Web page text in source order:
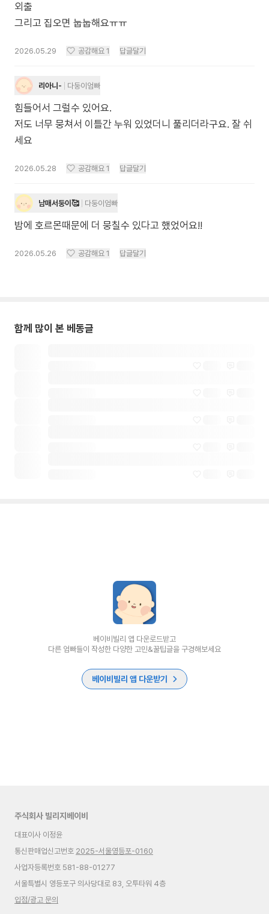
외출
그리고 집오면 눕눕해요ㅠㅠ
2026.05.29 공감해요 1 답글달기
리아니- 다둥이엄빠
힘들어서 그럴수 있어요.
저도 너무 뭉쳐서 이틀간 누워 있었더니 풀리더라구요. 잘 쉬
세요
2026.05.28 공감해요 1 답글달기
남매서둥이🥰 다둥이엄빠
밤에 호르몬때문에 더 뭉칠수 있다고 했었어요!!
2026.05.26 공감해요 1 답글달기
함께 많이 본 베동글
베이비빌리 앱 다운로드받고
다른 엄빠들이 작성한 다양한 고민&꿀팁글을 구경해보세요
베이비빌리 앱 다운받기
주식회사 빌리지베이비
대표이사 이정윤
통신판매업신고번호 2025-서울영등포-0160
사업자등록번호 581-88-01277
서울특별시 영등포구 의사당대로 83, 오투타워 4층
입점/광고 문의